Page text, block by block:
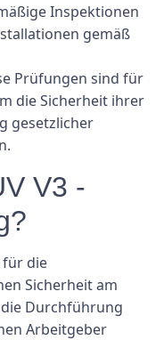
Inspektionen
gemäß
Prüfungen sind für
die Sicherheit ihrer
gesetzlicher
V3 -
für die
Sicherheit am
Durchführung
Arbeitgeber